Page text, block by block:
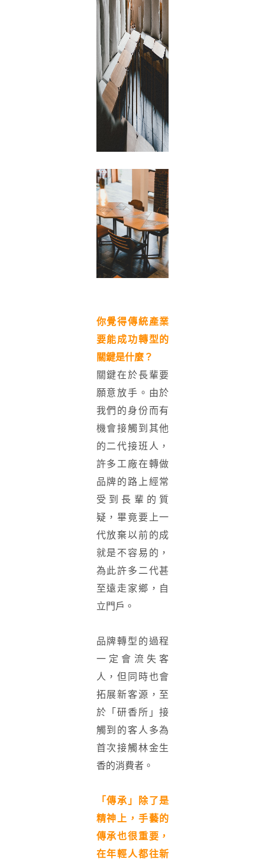
你覺得傳統產業
要能成功轉型的
關鍵是什麼？
關鍵在於長輩要
願意放手。由於
我們的身份而有
機會接觸到其他
的二代接班人，
許多工廠在轉做
品牌的路上經常
受到長輩的質
疑，畢竟要上一
代放棄以前的成
就是不容易的，
為此許多二代甚
至遠走家鄉，自
立門戶。
品牌轉型的過程
一定會流失客
人，但同時也會
拓展新客源，至
於「研香所」接
觸到的客人多為
首次接觸林金生
香的消費者。
「傳承」除了是
精神上，手藝的
傳承也很重要，
在年輕人都往新